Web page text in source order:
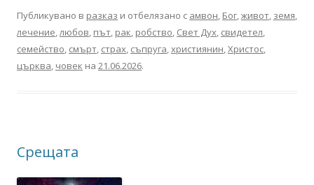
Публикувано в разказ и отбелязано с амвон, Бог,живот, земя,
лечение,любов, път, рак, робство, Свет Дух, свидетел,
семейство, смърт, страх, съпруга,християнин,Христос,
църква, човек на 21.06.2026.
Срещата